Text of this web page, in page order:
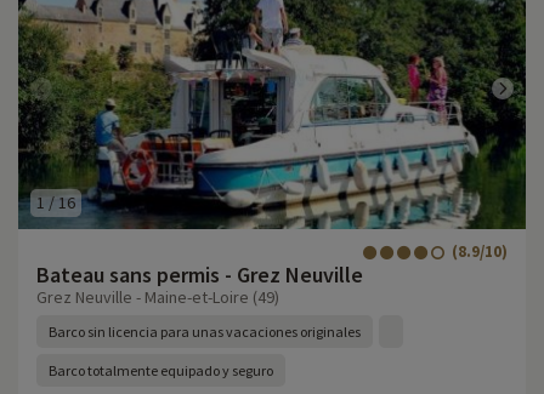
1 /16
Bateau sans permis - Grez Neuville
(8.9/10)
Grez Neuville - Maine-et-Loire (49)
Barco sin licencia para unas vacaciones originales
Barco totalmente equipado y seguro